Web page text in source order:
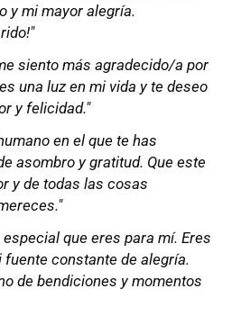
y mi mayor alegría.
siento más agradecido/a por
una luz en mi vida y te deseo
y felicidad."
en el que te has
asombro y gratitud. Que este
y de todas las cosas
que eres para mí. Eres
constante de alegría.
de bendiciones y momentos